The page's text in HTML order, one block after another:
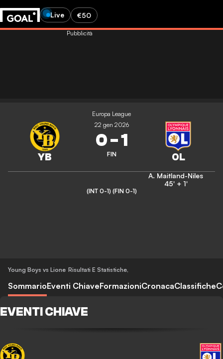
Live €50
Pubblicità
Europa League
22 gen 2026
0-1
FIN
A. Maitland-Niles
45' + 1'
(INT 0-1) (FIN 0-1)
Young Boys vs Lione Risultati E Statistiche,
SommarioEventi ChiaveFormazioniCronacaClassifiche
EVENTI CHIAVE